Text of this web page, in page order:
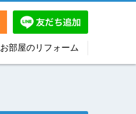
お部屋のリフォーム